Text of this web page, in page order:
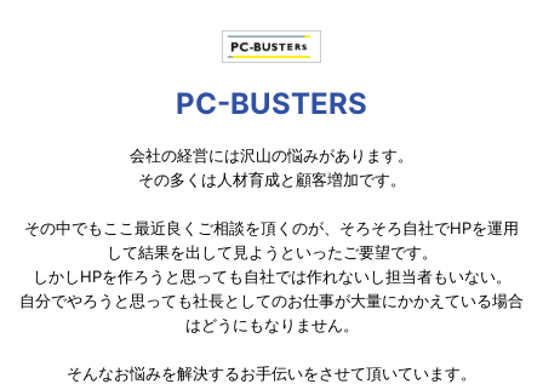
PC-BUSTERS
会社の経営には沢山の悩みがあります。
その多くは人材育成と顧客増加です。
その中でもここ最近良くご相談を頂くのが、そろそろ自社でHPを運用
して結果を出して見ようといったご要望です。
しかしHPを作ろうと思っても自社では作れないし担当者もいない。
自分でやろうと思っても社長としてのお仕事が大量にかかえている場合
はどうにもなりません。
そんなお悩みを解決するお手伝いをさせて頂いています。